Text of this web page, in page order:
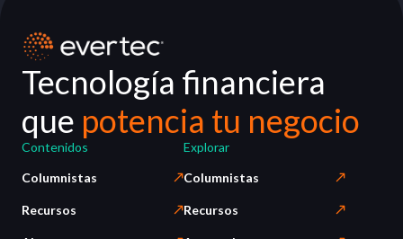
Tecnología financiera
que potencia tu negocio
Contenidos
Columnistas
Recursos
Explorar
Columnistas
Recursos